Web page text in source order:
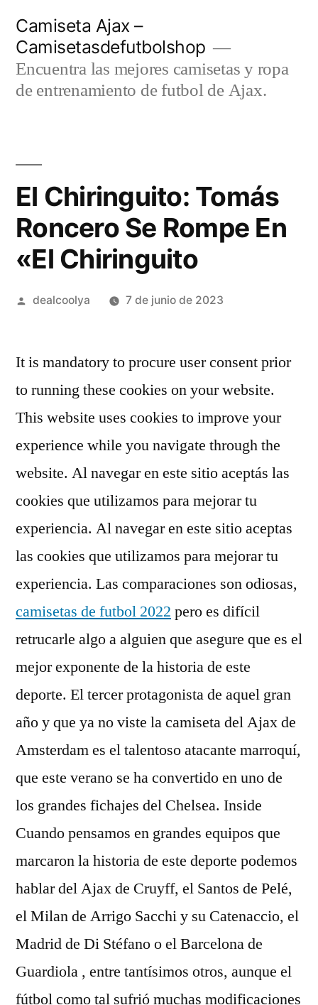
contenido
Camiseta Ajax –
Camisetasdefutbolshop
Encuentra las mejores camisetas y ropa
de entrenamiento de futbol de Ajax.
El Chiringuito: Tomás
Roncero Se Rompe En
«El Chiringuito
Publicado
dealcoolya 7 de junio de 2023
It is mandatory to procure user consent prior
to running these cookies on your website.
This website uses cookies to improve your
experience while you navigate through the
website. Al navegar en este sitio aceptás las
cookies que utilizamos para mejorar tu
experiencia. Al navegar en este sitio aceptas
las cookies que utilizamos para mejorar tu
experiencia. Las comparaciones son odiosas,
camisetas de futbol 2022 pero es difícil
retrucarle algo a alguien que asegure que es el
mejor exponente de la historia de este
deporte. El tercer protagonista de aquel gran
año y que ya no viste la camiseta del Ajax de
Amsterdam es el talentoso atacante marroquí,
que este verano se ha convertido en uno de
los grandes fichajes del Chelsea. Inside
Cuando pensamos en grandes equipos que
marcaron la historia de este deporte podemos
hablar del Ajax de Cruyff, el Santos de Pelé,
el Milan de Arrigo Sacchi y su Catenaccio, el
Madrid de Di Stéfano o el Barcelona de
Guardiola , entre tantísimos otros, aunque el
fútbol como tal sufrió muchas modificaciones